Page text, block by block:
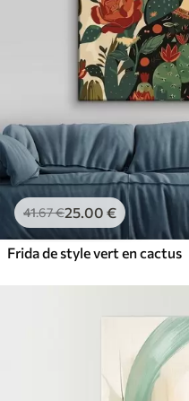
41.67€25.00 €
Frida de style vert en cactus